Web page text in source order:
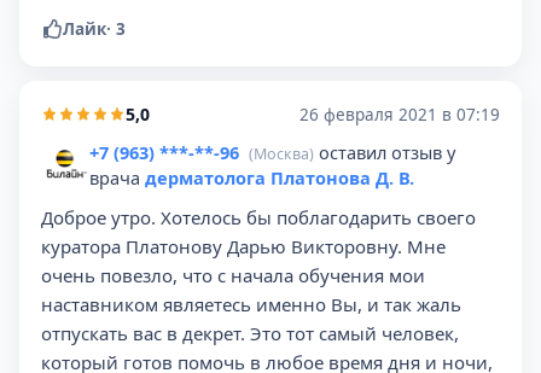
Лайк· 3
5,0 26 февраля 2021 в 07:19
+7 (963) ***-**-96 (Москва) оставил отзыв у
врача дерматолога Платонова Д. В.
Доброе утро. Хотелось бы поблагодарить своего
куратора Платонову Дарью Викторовну. Мне
очень повезло, что с начала обучения мои
наставником являетесь именно Вы, и так жаль
отпускать вас в декрет. Это тот самый человек,
который готов помочь в любое время дня и ночи,